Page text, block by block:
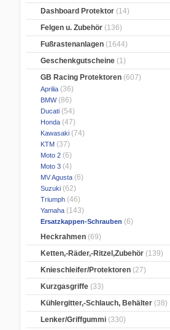
Dashboard Protektor (14)
Felgen u. Zubehör (136)
Fußrastenanlagen (1644)
Geschenkgutscheine (1)
GB Racing Protektoren (607)
Aprilia (36)
BMW(86)
Ducati (54)
Honda (47)
Kawasaki (74)
KTM (37)
Moto 2 (6)
Moto 3 (4)
MV Agusta (6)
Suzuki (62)
Triumph (46)
Yamaha (143)
Ersatzkappen-Schrauben (6)
Heckrahmen (69)
Ketten,-Räder,-Ritzel,Zubehör (139)
Knieschleifer/Protektoren (27)
Kurzgasgriffe (33)
Kühlergitter,-Schlauch, Behälter (38)
Lenker/Griffgummi (330)